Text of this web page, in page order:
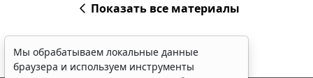
Показать все материалы
Мы обрабатываем локальные данные
браузера и используем инструменты